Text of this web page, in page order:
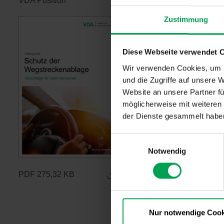
Zustimmung
Diese Webseite verwendet
Wir verwenden Cookies,
und die Zugriffe auf unsere
Website an unsere Partner
möglicherweise mit
der Dienste gesammelt
i
w
Notwendig
Nur notwendige
PDF 275,32 KB